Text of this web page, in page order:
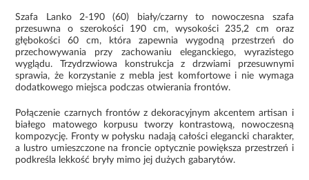
Szafa Lanko 2-190 (60) biały/czarny to nowoczesna szafa
przesuwna o szerokości 190 cm, wysokości 235,2 cm oraz
głębokości 60 cm, która zapewnia wygodną przestrzeń do
przechowywania przy zachowaniu eleganckiego, wyrazistego
wyglądu. Trzydrzwiowa konstrukcja z drzwiami przesuwnymi
sprawia, że korzystanie z mebla jest komfortowe i nie wymaga
dodatkowego miejsca podczas otwierania frontów.
Połączenie czarnych frontów z dekoracyjnym akcentem artisan i
białego matowego korpusu tworzy kontrastową, nowoczesną
kompozycję. Fronty w połysku nadają całości elegancki charakter,
a lustro umieszczone na froncie optycznie powiększa przestrzeń i
podkreśla lekkość bryły mimo jej dużych gabarytów.